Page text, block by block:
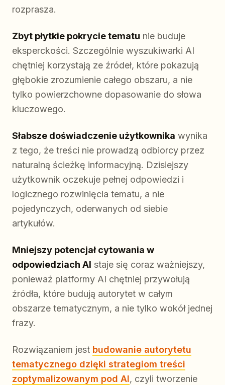
rozprasza.
Zbyt płytkie pokrycie tematu nie buduje
eksperckości. Szczególnie wyszukiwarki AI
chętniej korzystają ze źródeł, które pokazują
głębokie zrozumienie całego obszaru, a nie
tylko powierzchowne dopasowanie do słowa
kluczowego.
Słabsze doświadczenie użytkownika wynika
z tego, że treści nie prowadzą odbiorcy przez
naturalną ścieżkę informacyjną. Dzisiejszy
użytkownik oczekuje pełnej odpowiedzi i
logicznego rozwinięcia tematu, a nie
pojedynczych, oderwanych od siebie
artykułów.
Mniejszy potencjał cytowania w
odpowiedziach AI staje się coraz ważniejszy,
ponieważ platformy AI chętniej przywołują
źródła, które budują autorytet w całym
obszarze tematycznym, a nie tylko wokół jednej
frazy.
Rozwiązaniem jest budowanie autorytetu
tematycznego dzięki strategiom treści
zoptymalizowanym pod AI, czyli tworzenie